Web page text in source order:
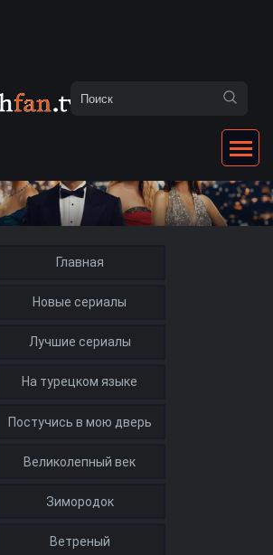
Главная
Новые сериалы
Лучшие сериалы
На турецком языке